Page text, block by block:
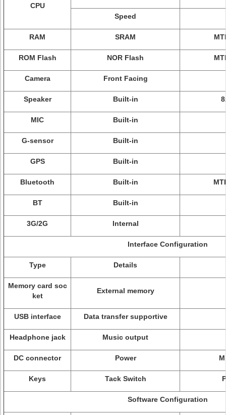
CPU
Speed
RAM SRAM
ROM Flash NOR Flash
Camera Front Facing
Speaker Built-in
MIC Built-in
G-sensor Built-in
GPS Built-in
Bluetooth Built-in
BT Built-in
3G/2G Internal
Interface Configuration
Type Details
Memory card soc
ket
External memory
USB interface Data transfer supportive
Headphone jack Music output
DC connector Power
Keys Tack Switch
Software Configuration